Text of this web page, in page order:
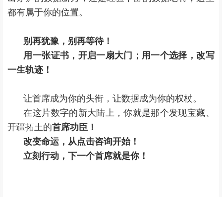
都有属于你的位置。
别再犹豫，别再等待！
用一张证书，开启一扇大门；用一个选择，改写
一生轨迹！
让首席成为你的头衔，让数据成为你的权杖。
在这片数字的新大陆上，你就是那个发现宝藏、
开疆拓土的首席功臣！
改变命运，从点击咨询开始！
立刻行动，下一个首席就是你！